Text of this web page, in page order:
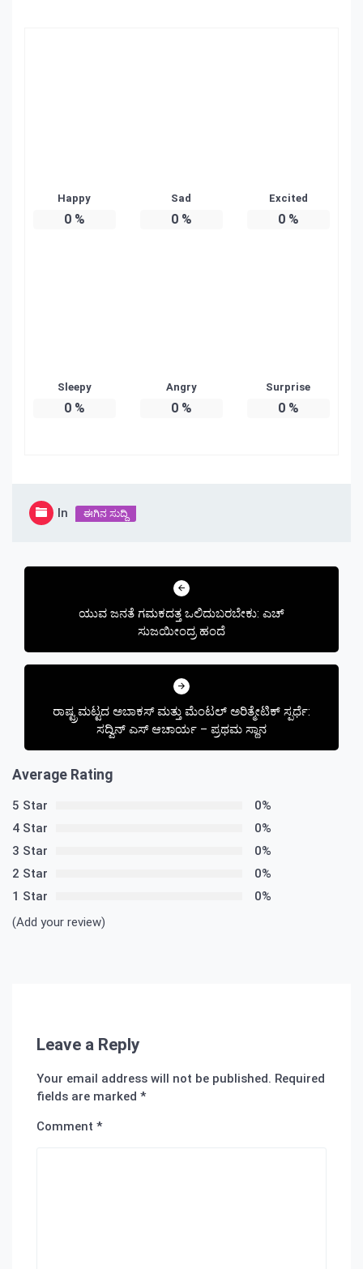
Happy
0%
Sad
0%
Excited
0%
Sleepy
0%
Angry
0%
Surprise
0%
In ಈಗಿನ ಸುದ್ದಿ
Post
ಯುವ ಜನತೆ ಗಮಕದತ್ತ ಒಲಿದುಬರಬೇಕು: ಎಚ್
ಸುಜಯೀಂದ್ರ ಹಂದೆ
ರಾಷ್ಟ್ರಮಟ್ಟದ ಅಬಾಕಸ್ ಮತ್ತು ಮೆಂಟಲ್ ಅರಿತ್ಮೇಟಿಕ್ ಸ್ಪರ್ಧೆ:
ಸದ್ವಿನ್ ಎಸ್ ಆಚಾರ್ಯ – ಪ್ರಥಮ ಸ್ಥಾನ
Average Rating
5 Star
0%
4 Star
0%
3 Star
0%
2 Star
0%
1 Star
0%
(Add your review)
Leave a Reply
Your email address will not be published. Required
fields are marked *
Comment *